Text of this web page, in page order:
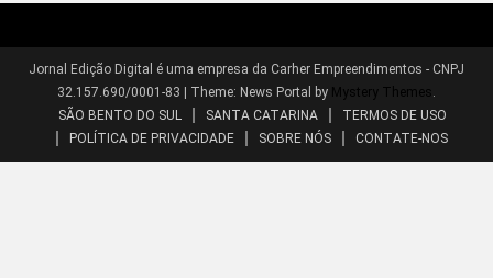
Jornal Edição Digital é uma empresa da Carher Empreendimentos - CNPJ
32.157.690/0001-83 | Theme: News Portal by Mystery Themes
SÃO BENTO DO SUL
SANTA CATARINA
TERMOS DE USO
POLÍTICA DE PRIVACIDADE
SOBRE NÓS CONTATE-NOS